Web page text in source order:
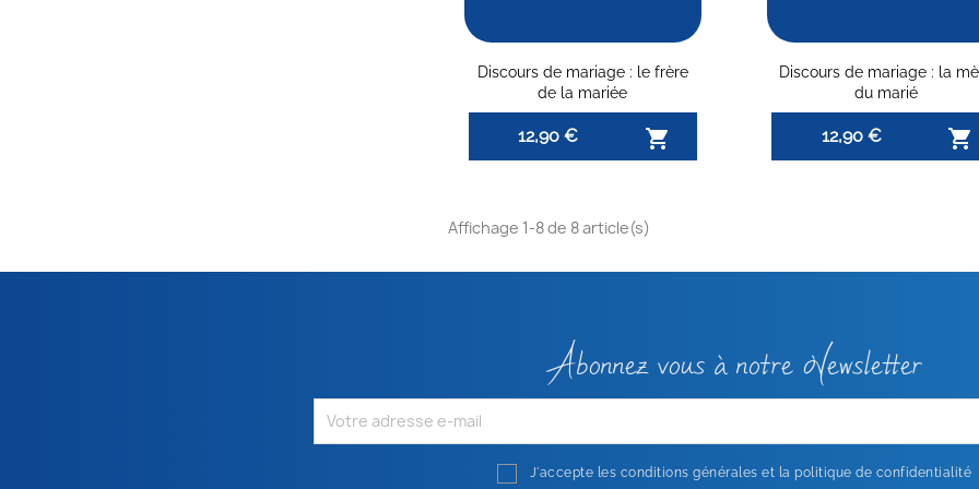
Discours de mariage : le frère
de la mariée
12,90 € 
Discours de mariage : la
du marié
12,90 € 
Affichage 1-8 de 8 article(s)
Abonnez vous à notre Newsletter
J'accepte les conditions générales et la politique de confidentialité